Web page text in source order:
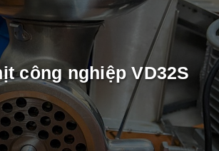
công nghiệp VD32S
CÔNG NGHIỆP
CAO CẤP